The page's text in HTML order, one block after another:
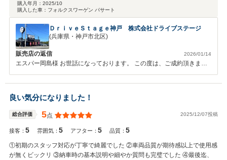
購入年月： 2025/10
購入した車： フォルクスワーゲン パサート
ＤｒｉｖｅＳｔａｇｅ神戸 株式会社ドライブステージ
(兵庫県・神戸市北区)
販売店の返信 2026/01/14
エスパー岡島様 お世話になっております。 この度は、ご成約頂きまし
しております。 今後ともお困りの事がございましたら、いつでもお声
良い気分になりました！
総合評価 5点 2025/12/07投稿
接客：5 雰囲気：5 アフター：5 品質：5
①初期のスタッフ対応が丁寧で綺麗でした ②車両品質が期待感以上で使用感
が無くビックリ ③納車時の基本説明や細やか質問も完璧でした ④最後迄、